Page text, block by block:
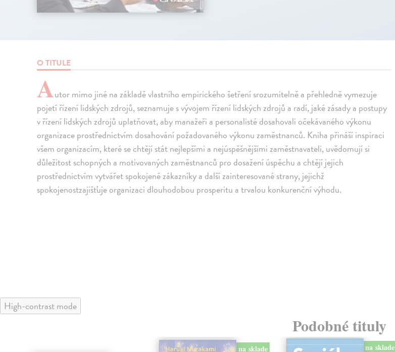
O TITULE
Autor mimo jiné na základě vlastního empirického šetření srozumitelně a přehledně vymezuje
pojetí řízení lidských zdrojů, seznamuje s vývojem řízení lidských zdrojů a radí, jaké zásady a postupy
v řízení lidských zdrojů uplatňovat, aby manažeři a personalisté dosahovali očekávaného výkonu
organizace prostřednictvím dosahování požadovaného výkonu zaměstnanců. Kniha přináší inspiraci
všem organizacím, které se chtějí stát nejlepšími a nejúspěšnějšími zaměstnavateli, uvědomují si
důležitost schopných a motivovaných zaměstnanců pro dosažení úspěchu a chtějí jejich
prostřednictvím vytvářet spokojené zákazníky a další zainteresované strany, jejichž
spokojenostzajišťuje organizaci dlouhodobou prosperitu a trvalou konkurenční výhodu.
High-contrast mode
Podobné tituly
na sklade
na sklade